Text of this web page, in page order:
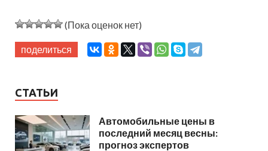
(Пока оценок нет)
поделиться
СТАТЬИ
Автомобильные цены в
последний месяц весны:
прогноз экспертов